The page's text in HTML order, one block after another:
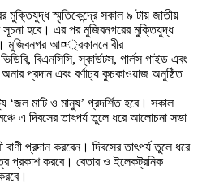
মুক্তিযুদ্ধ স্মৃতিকেন্দ্রে সকাল ৯ টায় জাতীয়
সূচনা হবে। এর পর মুজিবনগরের মুক্তিযুদ্ধ
মুজিবনগর আ¤্রকাননে বীর
বিএনসিসি, স্কাউটস, গার্লস গাইড এবং
প্রদান এবং বর্ণাঢ্য কুচকাওয়াজ অনুষ্ঠিত
‘জল মাটি ও মানুষ’ প্রদর্শিত হবে। সকাল
এ দিবসের তাৎপর্য তুলে ধরে আলোচনা সভা
বাণী প্রদান করবেন। দিবসের তাৎপর্য তুলে ধরে
প্রকাশ করবে। বেতার ও ইলেকট্রনিক